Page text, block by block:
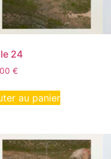
24
€
au panier